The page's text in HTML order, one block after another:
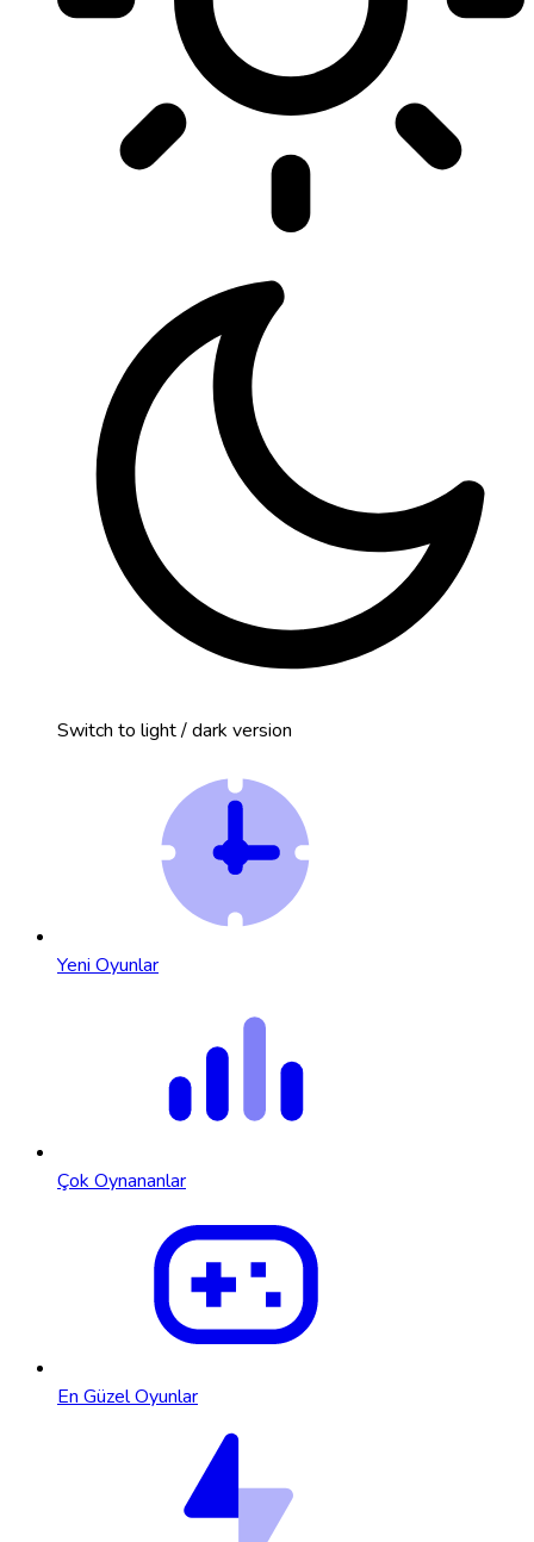
Switch to light / dark version
Yeni Oyunlar
Çok Oynananlar
En Güzel Oyunlar